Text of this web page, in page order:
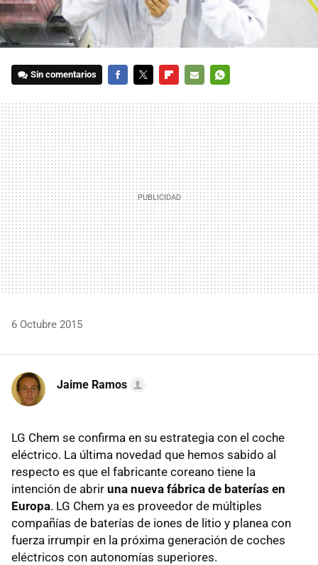
Sin comentarios
MAIL
6 Octubre 2015
Jaime Ramos
LG Chem se confirma en su estrategia con el coche
eléctrico. La última novedad que hemos sabido al
respecto es que el fabricante coreano tiene la
intención de abrir una nueva fábrica de baterías en
Europa. LG Chem ya es proveedor de múltiples
compañías de baterías de iones de litio y planea con
fuerza irrumpir en la próxima generación de coches
eléctricos con autonomías superiores.